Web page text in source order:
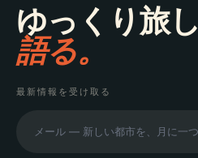
ゆっくり旅し
語る。
最新情報を受け取る